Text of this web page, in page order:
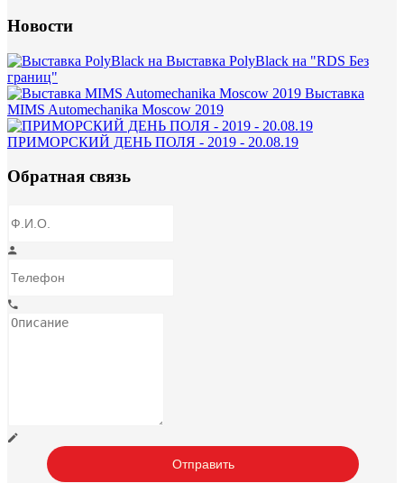
Новости
Выставка PolyBlack на "RDS Без
границ"
Выставка
MIMS Automechanika Moscow 2019
ПРИМОРСКИЙ ДЕНЬ ПОЛЯ - 2019 - 20.08.19
Обратная связь